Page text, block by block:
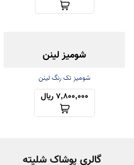
شومیز لینن
شومیز تک رنگ لینن
7,800,000 ریال
گالری پوشاک شلیته